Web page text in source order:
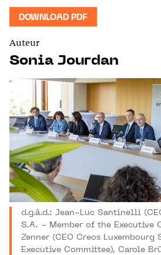
DOWNLOAD PDF
Auteur
Sonia Jourdan
d.g.à.d.: Jean-Luc Santinelli
S.A. - Member of the Executive
Zenner (CEO Creos
Executive Committee), Carole